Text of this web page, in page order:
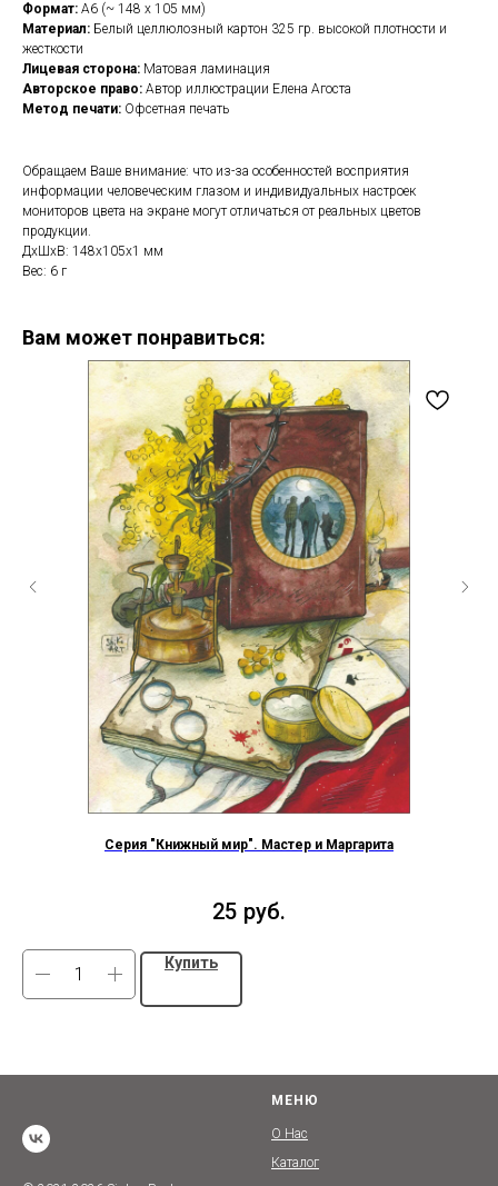
Формат: А6 (~ 148 х 105 мм)
Материал: Белый целлюлозный картон 325 гр. высокой плотности и
жесткости
Лицевая сторона: Матовая ламинация
Авторское право: Автор иллюстрации Елена Агоста
Метод печати: Офсетная печать
Обращаем Ваше внимание: что из-за особенностей восприятия
информации человеческим глазом и индивидуальных настроек
мониторов цвета на экране могут отличаться от реальных цветов
продукции.
ДxШxВ: 148x105x1 мм
Вес: 6 г
Вам может понравиться:
Серия "Книжный мир". Мастер и Маргарита
25 руб.
Купить
МЕНЮ
О Нас
Каталог